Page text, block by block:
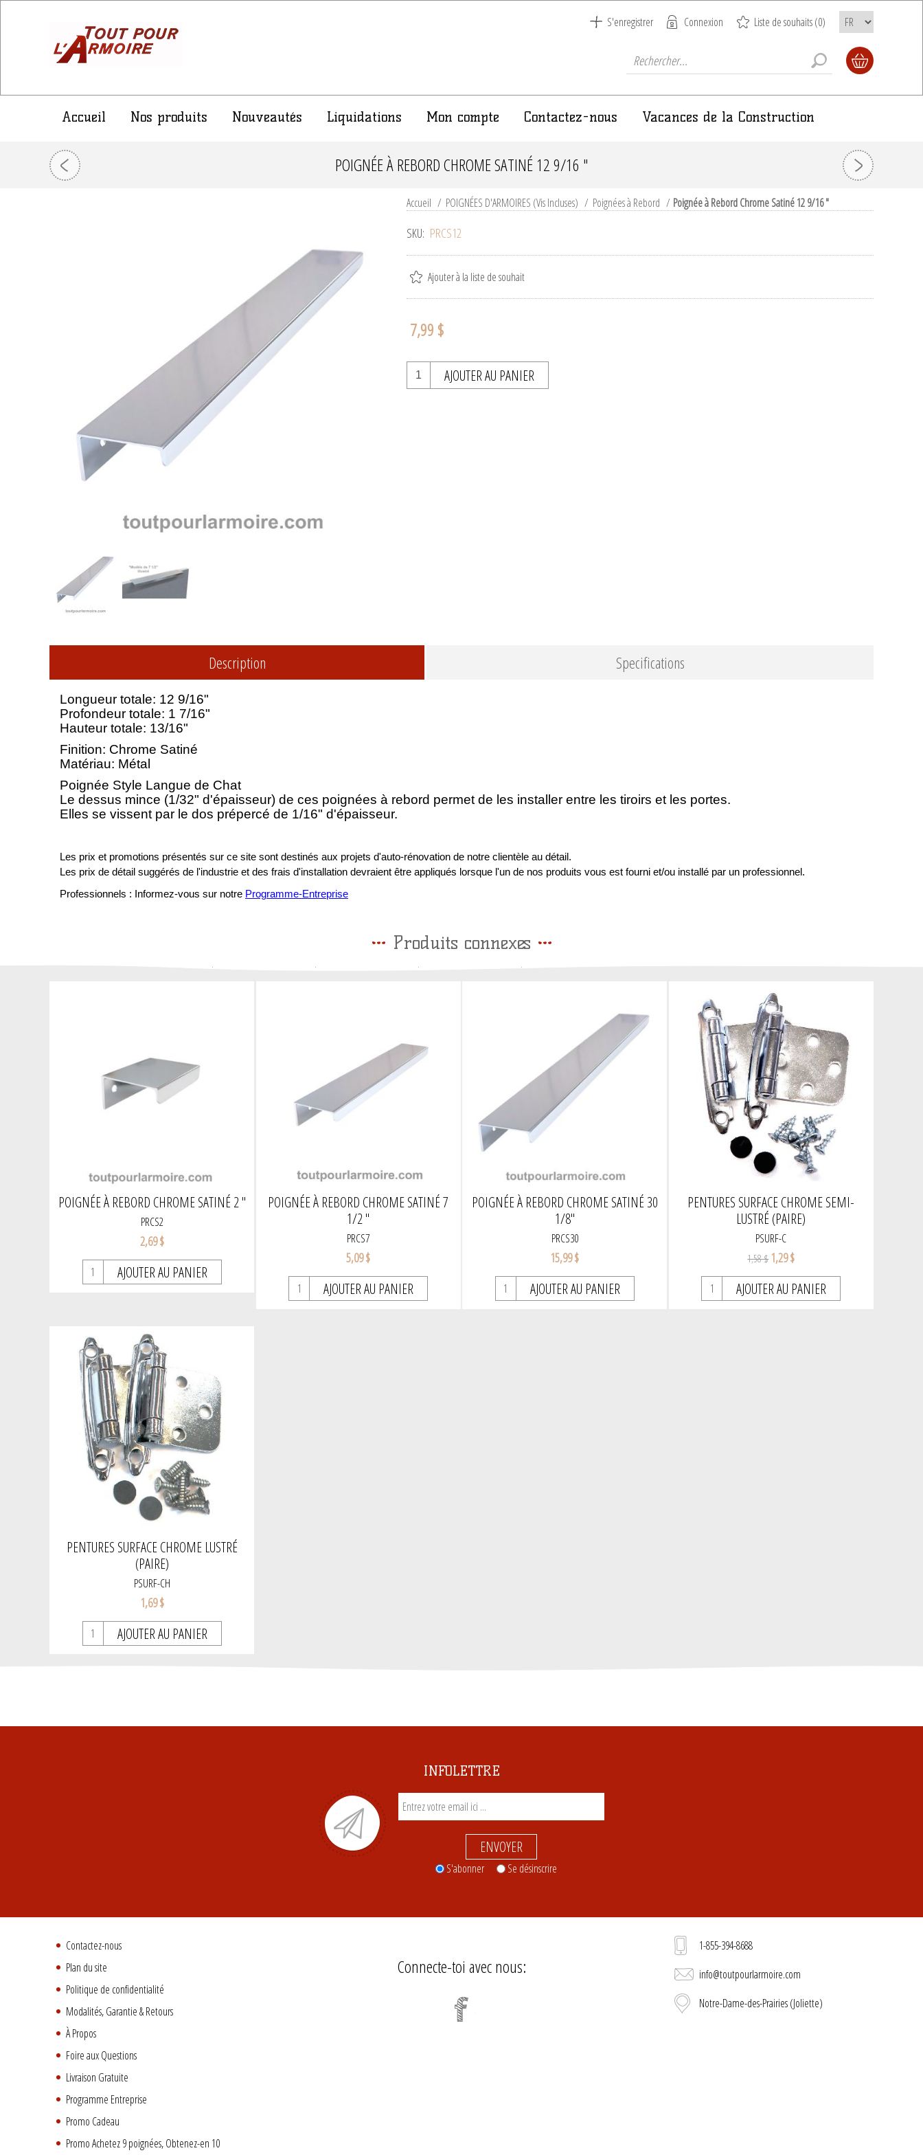
S'enregistrer Connexion Liste de souhaits(0)
Accueil Nos produits Nouveautés Liquidations Mon compte Contactez-nous Vacances de la Construction
POIGNÉE À REBORD CHROME SATINÉ 12 9/16 "
Accueil / POIGNÉES D'ARMOIRES (Vis Incluses) / Poignées à Rebord / Poignée à Rebord Chrome Satiné 12 9/16 "
SKU: PRCS12
Ajouter à la liste de souhait
7,99 $
AJOUTER AU PANIER
Description Specifications
Longueur totale: 12 9/16"
Profondeur totale: 1 7/16"
Hauteur totale: 13/16"
Finition: Chrome Satiné
Matériau: Métal
Poignée Style Langue de Chat
Le dessus mince (1/32" d'épaisseur) de ces poignées à rebord permet de les installer entre les tiroirs et les portes.
Elles se vissent par le dos prépercé de 1/16" d'épaisseur.
Les prix et promotions présentés sur ce site sont destinés aux projets d'auto-rénovation de notre clientèle au détail.
Les prix de détail suggérés de l'industrie et des frais d'installation devraient être appliqués lorsque l'un de nos produits vous est fourni et/ou installé par un professionnel.
Professionnels : Informez-vous sur notre Programme-Entreprise
Produits connexes
POIGNÉE À REBORD CHROME SATINÉ 2 "
PRCS2
2,69 $
AJOUTER AU PANIER
POIGNÉE À REBORD CHROME SATINÉ 7
1/2 "
PRCS7
5,09 $
AJOUTER AU PANIER
POIGNÉE À REBORD CHROME SATINÉ 30
1/8"
PRCS30
15,99 $
AJOUTER AU PANIER
PENTURES SURFACE CHROME SEMI-
LUSTRÉ (PAIRE)
PSURF-C
1,58 $ 1,29 $
AJOUTER AU PANIER
PENTURES SURFACE CHROME LUSTRÉ
(PAIRE)
PSURF-CH
1,69 $
AJOUTER AU PANIER
INFOLETTRE
ENVOYER
S'abonner Se désinscrire
Contactez-nous
Plan du site
Politique de confidentialité
Modalités, Garantie & Retours
À Propos
Foire aux Questions
Livraison Gratuite
Programme Entreprise
Promo Cadeau
Promo Achetez 9 poignées, Obtenez-en 10
Connecte-toi avec nous:
1-855-394-8688
info@toutpourlarmoire.com
Notre-Dame-des-Prairies (Joliette)